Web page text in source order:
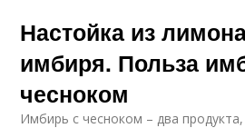
Настойка с медом
Настойка из
имбиря. Польза
чесноком
Имбирь с чесноком – два